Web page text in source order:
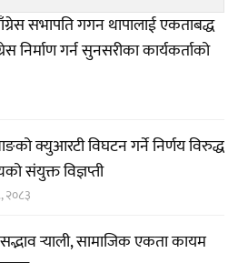
सभापति गगन थापालाई एकताबद्ध
निर्माण गर्न सुनसरीका कार्यकर्ताको
क्युआरटी विघटन गर्ने निर्णय विरुद्ध
संयुक्त विज्ञप्ती
२०८३
र्‍याली, सामाजिक एकता कायम